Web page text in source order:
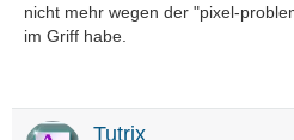
nicht mehr wegen der "pixel-
im Griff habe.
Tutrix